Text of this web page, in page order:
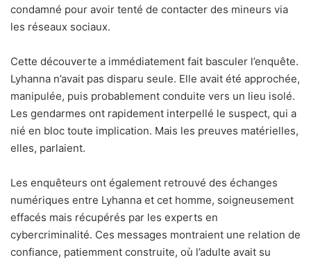
condamné pour avoir tenté de contacter des mineurs via
les réseaux sociaux.
Cette découverte a immédiatement fait basculer l’enquête.
Lyhanna n’avait pas disparu seule. Elle avait été approchée,
manipulée, puis probablement conduite vers un lieu isolé.
Les gendarmes ont rapidement interpellé le suspect, qui a
nié en bloc toute implication. Mais les preuves matérielles,
elles, parlaient.
Les enquêteurs ont également retrouvé des échanges
numériques entre Lyhanna et cet homme, soigneusement
effacés mais récupérés par les experts en
cybercriminalité. Ces messages montraient une relation de
confiance, patiemment construite, où l’adulte avait su